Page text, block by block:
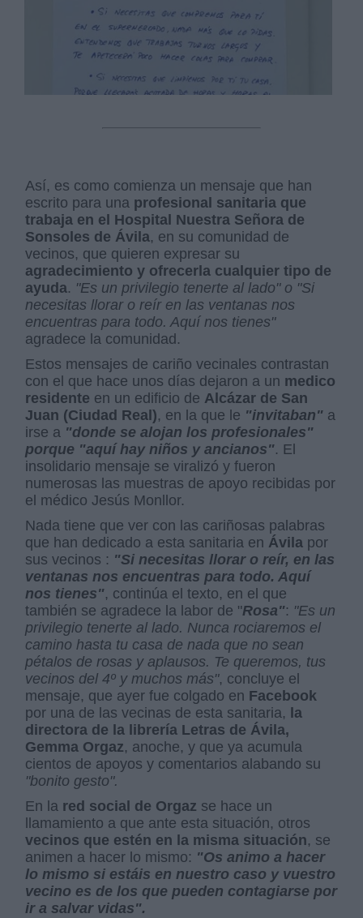
Así, es como comienza un mensaje que han
escrito para una profesional sanitaria que
trabaja en el Hospital Nuestra Señora de
Sonsoles de Ávila, en su comunidad de
vecinos, que quieren expresar su
agradecimiento y ofrecerla cualquier tipo de
ayuda. "Es un privilegio tenerte al lado" o "Si
necesitas llorar o reír en las ventanas nos
encuentras para todo. Aquí nos tienes"
agradece la comunidad.
Estos mensajes de cariño vecinales contrastan
con el que hace unos días dejaron a un medico
residente en un edificio de Alcázar de San
Juan (Ciudad Real), en la que le "invitaban" a
irse a "donde se alojan los profesionales"
porque "aquí hay niños y ancianos". El
insolidario mensaje se viralizó y fueron
numerosas las muestras de apoyo recibidas por
el médico Jesús Monllor.
Nada tiene que ver con las cariñosas palabras
que han dedicado a esta sanitaria en Ávila por
sus vecinos : "Si necesitas llorar o reír, en las
ventanas nos encuentras para todo. Aquí
nos tienes", continúa el texto, en el que
también se agradece la labor de "Rosa": "Es un
privilegio tenerte al lado. Nunca rociaremos el
camino hasta tu casa de nada que no sean
pétalos de rosas y aplausos. Te queremos, tus
vecinos del 4º y muchos más", concluye el
mensaje, que ayer fue colgado en Facebook
por una de las vecinas de esta sanitaria,
la
directora de la librería Letras de Ávila,
Gemma Orgaz, anoche, y que ya acumula
cientos de apoyos y comentarios alabando su
"bonito gesto".
En la red social de Orgaz se hace un
llamamiento a que ante esta situación, otros
vecinos que estén en la misma situación, se
animen a hacer lo mismo: "Os animo a hacer
lo mismo si estáis en nuestro caso y vuestro
vecino es de los que pueden contagiarse por
ir a salvar vidas".